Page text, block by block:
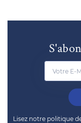
Lisez notre politique